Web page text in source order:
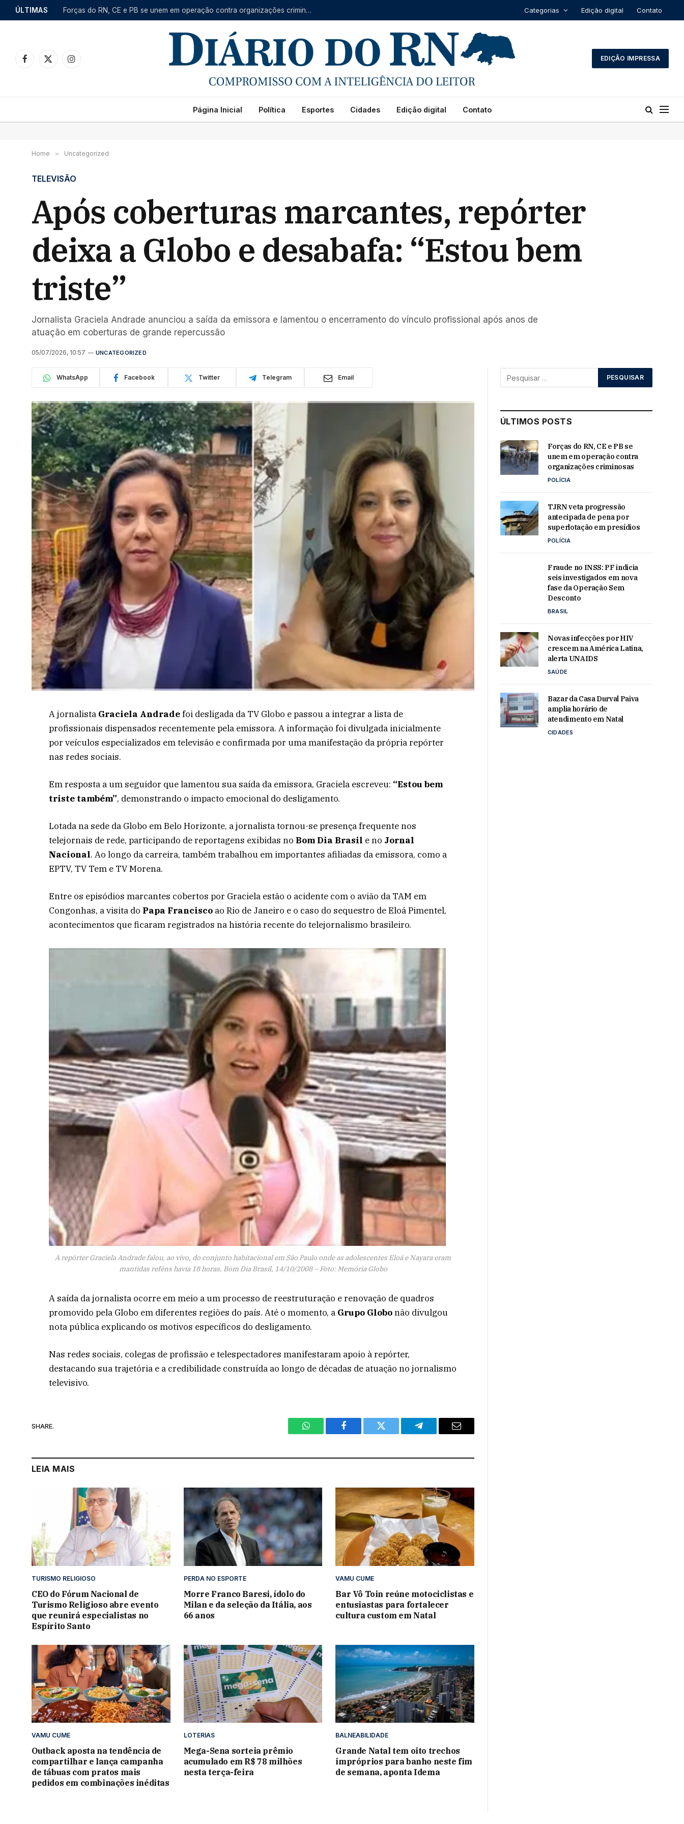
ÚLTIMAS Forças do RN, CE e PB se unem em operação contra organizações criminosas Categorias Edição digital Contato
Facebook
X
Instagram
EDIÇÃO IMPRESSA
Página Inicial Política Esportes Cidades Edição digital Contato
Home » Uncategorized
TELEVISÃO
Após coberturas marcantes, repórter
deixa a Globo e desabafa: “Estou bem
triste”
Jornalista Graciela Andrade anunciou a saída da emissora e lamentou o encerramento do vínculo profissional após anos de
atuação em coberturas de grande repercussão
05/07/2026, 10:57 UNCATEGORIZED
WhatsApp Facebook Twitter Telegram Email
A jornalista Graciela Andradefoi desligada da TV Globo e passou a integrar a lista de
profissionais dispensados recentemente pela emissora. A informação foi divulgada inicialmente
por veículos especializados em televisão e confirmada por uma manifestação da própria repórter
nas redes sociais.
Em resposta a um seguidor que lamentou sua saída da emissora, Graciela escreveu: “Estou bem
triste também”, demonstrando o impacto emocional do desligamento.
Lotada na sede da Globo em Belo Horizonte, a jornalista tornou-se presença frequente nos
telejornais de rede, participando de reportagens exibidas no Bom Dia Brasil e no Jornal
Nacional. Ao longo da carreira, também trabalhou em importantes afiliadas da emissora, como a
EPTV, TV Tem e TV Morena.
Entre os episódios marcantes cobertos por Graciela estão o acidente com o avião da TAM em
Congonhas, a visita do Papa Francisco ao Rio de Janeiro e o caso do sequestro de Eloá Pimentel,
acontecimentos que ficaram registrados na história recente do telejornalismo brasileiro.
A repórter Graciela Andrade falou, ao vivo, do conjunto habitacional em São Paulo onde as adolescentes Eloá e Nayara eram
mantidas reféns havia 18 horas, Bom Dia Brasil, 14/10/2008 – Foto: Memória Globo
A saída da jornalista ocorre em meio a um processo de reestruturação e renovação de quadros
promovido pela Globo em diferentes regiões do país. Até o momento, a Grupo Globonão divulgou
nota pública explicando os motivos específicos do desligamento.
Nas redes sociais, colegas de profissão e telespectadores manifestaram apoio à repórter,
destacando sua trajetória e a credibilidade construída ao longo de décadas de atuação no jornalismo
televisivo.
SHARE.
WhatsAppFacebook Twitter Telegram Email
LEIA MAIS
TURISMO RELIGIOSO
CEO do Fórum Nacional de
Turismo Religioso abre evento
que reunirá especialistas no
Espírito Santo
PERDA NO ESPORTE
Morre Franco Baresi, ídolo do
Milan e da seleção da Itália, aos
66 anos
VAMU CUME
Bar Vô Toin reúne motociclistas e
entusiastas para fortalecer
cultura custom em Natal
VAMU CUME
Outback aposta na tendência de
compartilhar e lança campanha
de tábuas com pratos mais
pedidos em combinações inéditas
LOTERIAS
Mega-Sena sorteia prêmio
acumulado em R$ 78 milhões
nesta terça-feira
BALNEABILIDADE
Grande Natal tem oito trechos
impróprios para banho neste fim
de semana, aponta Idema
ÚLTIMOS POSTS
Forças do RN, CE e PB se
unem em operação contra
organizações criminosas
POLÍCIA
TJRN veta progressão
antecipada de pena por
superlotação em presídios
POLÍCIA
Fraude no INSS: PF indicia
seis investigados em nova
fase da Operação Sem
Desconto
BRASIL
Novas infecções por HIV
crescem na América Latina,
alerta UNAIDS
SAÚDE
Bazar da Casa Durval Paiva
amplia horário de
atendimento em Natal
CIDADES